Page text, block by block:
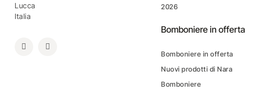
Lucca
Italia
2026
Bomboniere in offerta
Bomboniere in offerta
Nuovi prodotti di Nara
Bomboniere